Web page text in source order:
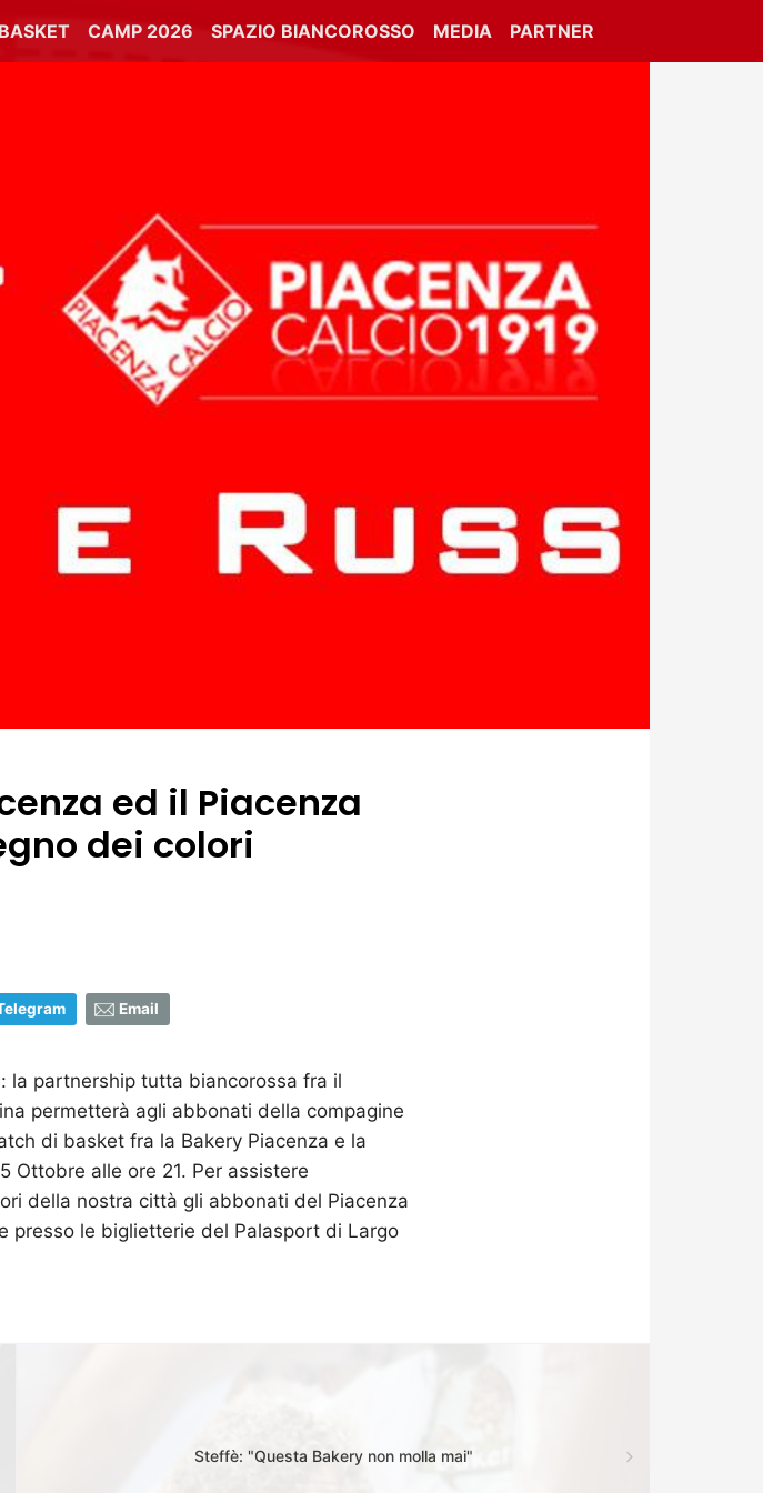
CAMP 2026 SPAZIO BIANCOROSSO MEDIA PARTNER
ed il Piacenza
dei colori
Email
la partnership tutta biancorossa fra il
permetterà agli abbonati della compagine
di basket fra la Bakery Piacenza e la
Ottobre alle ore 21. Per assistere
della nostra città gli abbonati del Piacenza
presso le biglietterie del Palasport di Largo
Steffè: "Questa Bakery non molla mai"